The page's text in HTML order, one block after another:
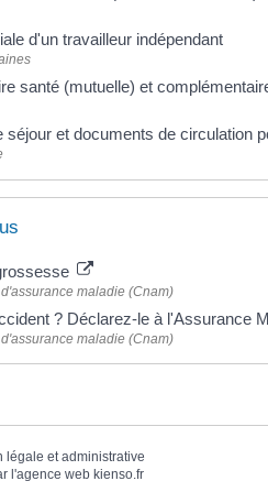
d'un travailleur indépendant
santé (mutuelle) et
séjour et documents de circulation
maladie (Cnam)
? Déclarez-le à l'Assurance
maladie (Cnam)
légale et administrative
l'agence web kienso.fr